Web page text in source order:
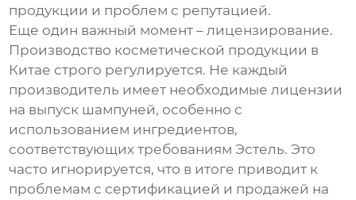
продукции и проблем с репутацией.
Еще один важный момент – лицензирование.
Производство косметической продукции в
Китае строго регулируется. Не каждый
производитель имеет необходимые лицензии
на выпуск шампуней, особенно с
использованием ингредиентов,
соответствующих требованиям Эстель. Это
часто игнорируется, что в итоге приводит к
проблемам с сертификацией и продажей на